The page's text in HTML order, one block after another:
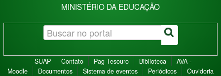
MINISTÉRIO DA EDUCAÇÃO
SUAP Contato Pag Tesouro Biblioteca
AVA -
Moodle
Documentos Sistema de eventos Periódicos Ouvidoria